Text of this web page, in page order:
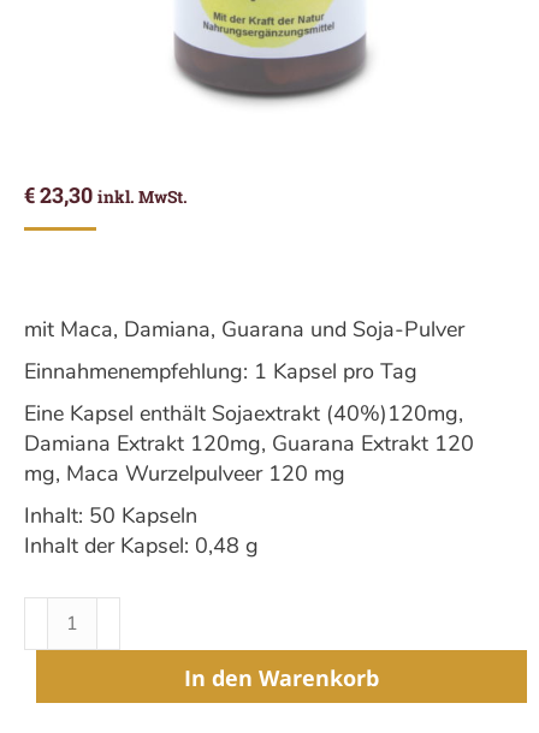
€23,30 inkl. MwSt.
mit Maca, Damiana, Guarana und Soja-Pulver
Einnahmenempfehlung: 1 Kapsel pro Tag
Eine Kapsel enthält Sojaextrakt (40%)120mg,
Damiana Extrakt 120mg, Guarana Extrakt 120
mg, Maca Wurzelpulveer 120 mg
Inhalt: 50 Kapseln
Inhalt der Kapsel: 0,48 g
MACA-
Menge
In den Warenkorb